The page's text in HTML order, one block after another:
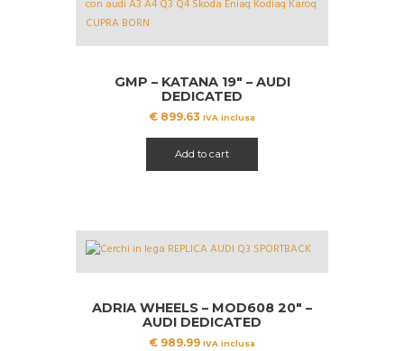
GMP – KATANA 19″ – AUDI
DEDICATED
€ 899.63 IVA inclusa
Add to cart
ADRIA WHEELS – MOD608 20″ –
AUDI DEDICATED
€ 989.99 IVA inclusa